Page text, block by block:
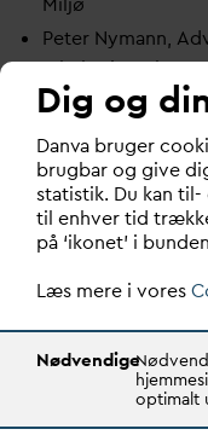
Peter Nymann,
Jakob Kjær
Andre førende
Kursusleder
Emilie Friis Velbæk,
Pris
Prisen omfatter
09:00
Dig og
Danva bruger
brugbar og give
statistik. Du kan
til enhver tid
på ‘ikonet’ i
Læs mere i vores
Nødvendige
optimalt